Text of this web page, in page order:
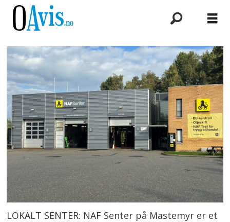
LOKALT SENTER: NAF Senter på Mastemyr er et